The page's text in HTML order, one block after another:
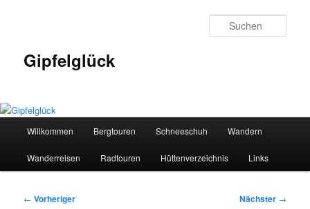
Gipfelglück
Willkommen Bergtouren Schneeschuh Wandern
Wanderreisen Radtouren Hüttenverzeichnis Links
Beitragsnavigation
← Vorheriger Nächster →